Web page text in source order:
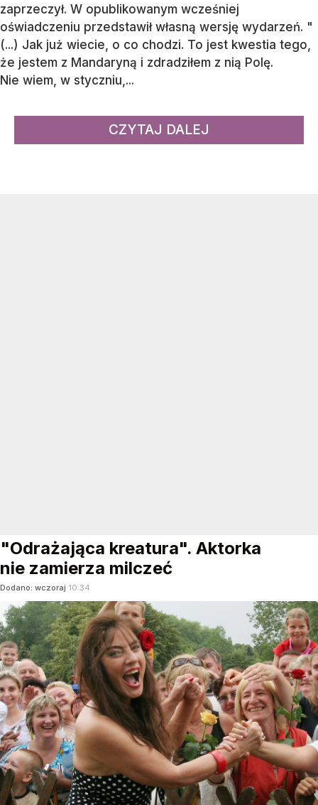
zaprzeczył. W opublikowanym wcześniej
oświadczeniu przedstawił własną wersję wydarzeń. "
(...) Jak już wiecie, o co chodzi. To jest kwestia tego,
że jestem z Mandaryną i zdradziłem z nią Polę.
Nie wiem, w styczniu,...
CZYTAJ DALEJ
"Odrażająca kreatura". Aktorka
nie zamierza milczeć
Dodano: wczoraj 10:34